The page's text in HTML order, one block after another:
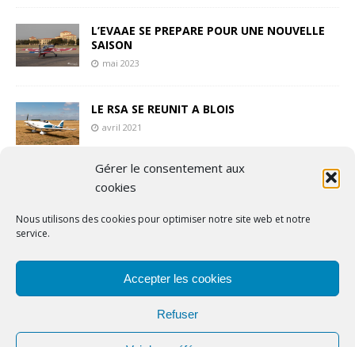
Gérer le consentement aux
cookies
Nous utilisons des cookies pour optimiser notre site web et notre
service.
Accepter les cookies
Refuser
L’EVAAE SE PREPARE POUR UNE NOUVELLE
SAISON
mai 2023
LE RSA SE REUNIT A BLOIS
avril 2021
ATHENES FLYING WEEK 2024 : SOUS LE
mars 2025